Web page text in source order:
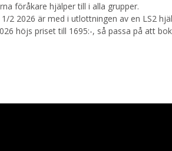
föråkare hjälper till i alla grupper.
2 2026 är med i utlottningen av en LS2
höjs priset till 1695:-, så passa på att